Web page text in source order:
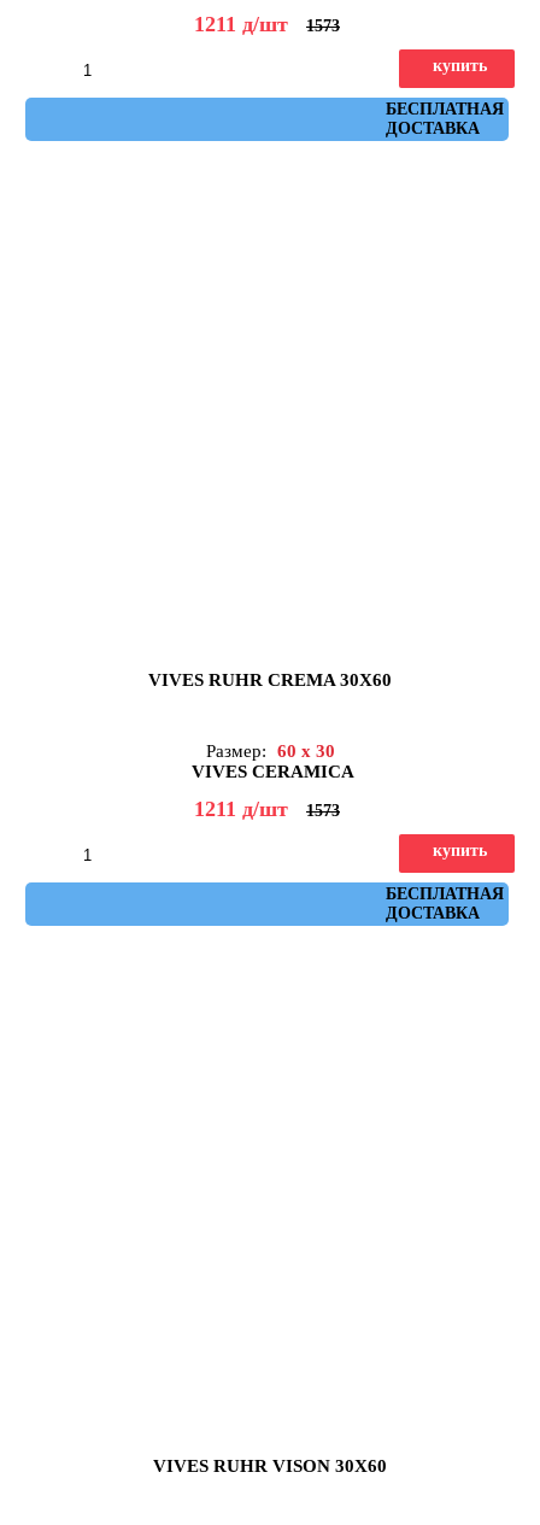
1211 д/шт 1573
БЕСПЛАТНАЯ
ДОСТАВКА
купить
VIVES RUHR CREMA 30X60
Размер:
60 x 30
VIVES CERAMICA
1211 д/шт 1573
БЕСПЛАТНАЯ
ДОСТАВКА
купить
VIVES RUHR VISON 30X60